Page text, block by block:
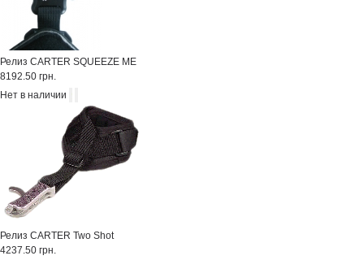
Релиз CARTER SQUEEZE ME
8192.50 грн.
Нет в наличии
Релиз CARTER Two Shot
4237.50 грн.